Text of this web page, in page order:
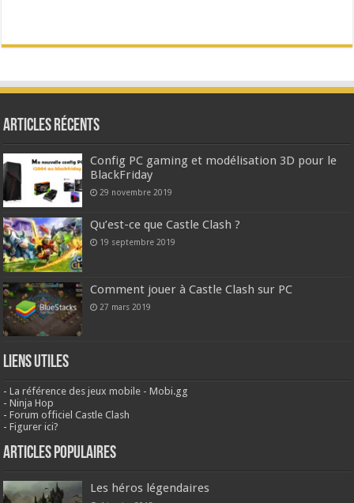
Articles Récents
Config PC gaming et modélisation 3D pour le
BlackFriday
29 novembre 2019
Qu’est-ce que Castle Clash ?
19 septembre 2019
Comment jouer à Castle Clash sur PC
27 mars 2019
Liens Utiles
-La référence des jeux mobile - Mobi.gg
-Ninja Hop
-Forum officiel Castle Clash
-Figurer ici?
Articles populaires
Les héros légendaires